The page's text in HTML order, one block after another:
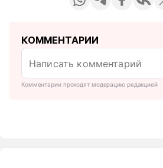
КОММЕНТАРИИ
Комментарии проходят модерацию редакцией